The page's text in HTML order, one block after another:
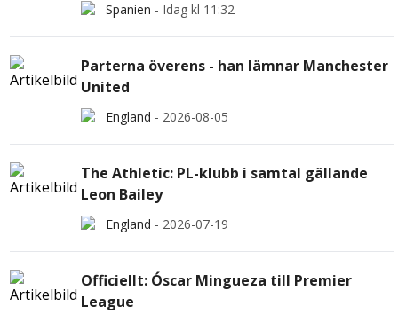
Spanien - Idag kl 11:32
Parterna överens - han lämnar Manchester
United
England - 2026-08-05
The Athletic: PL-klubb i samtal gällande
Leon Bailey
England - 2026-07-19
Officiellt: Óscar Mingueza till Premier
League